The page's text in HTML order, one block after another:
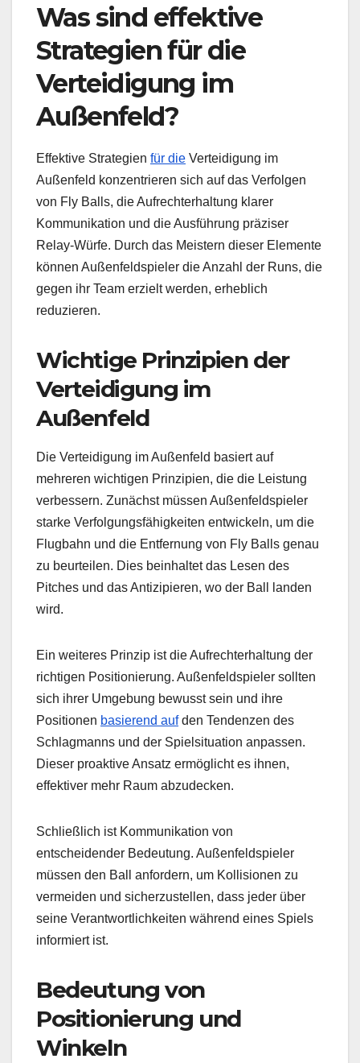
Was sind effektive
Strategien für die
Verteidigung im
Außenfeld?
Effektive Strategien für die Verteidigung im
Außenfeld konzentrieren sich auf das Verfolgen
von Fly Balls, die Aufrechterhaltung klarer
Kommunikation und die Ausführung präziser
Relay-Würfe. Durch das Meistern dieser Elemente
können Außenfeldspieler die Anzahl der Runs, die
gegen ihr Team erzielt werden, erheblich
reduzieren.
Wichtige Prinzipien der
Verteidigung im
Außenfeld
Die Verteidigung im Außenfeld basiert auf
mehreren wichtigen Prinzipien, die die Leistung
verbessern. Zunächst müssen Außenfeldspieler
starke Verfolgungsfähigkeiten entwickeln, um die
Flugbahn und die Entfernung von Fly Balls genau
zu beurteilen. Dies beinhaltet das Lesen des
Pitches und das Antizipieren, wo der Ball landen
wird.
Ein weiteres Prinzip ist die Aufrechterhaltung der
richtigen Positionierung. Außenfeldspieler sollten
sich ihrer Umgebung bewusst sein und ihre
Positionen basierend aufden Tendenzen des
Schlagmanns und der Spielsituation anpassen.
Dieser proaktive Ansatz ermöglicht es ihnen,
effektiver mehr Raum abzudecken.
Schließlich ist Kommunikation von
entscheidender Bedeutung. Außenfeldspieler
müssen den Ball anfordern, um Kollisionen zu
vermeiden und sicherzustellen, dass jeder über
seine Verantwortlichkeiten während eines Spiels
informiert ist.
Bedeutung von
Positionierung und
Winkeln